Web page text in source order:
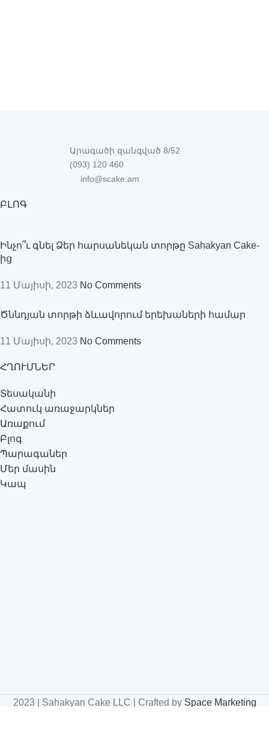
Արագածի զանգված 8/52
(093) 120 460
info@scake.am
ԲԼՈԳ
Ինչո՞ւ գնել Ձեր հարսանեկան տորթը Sahakyan Cake-
ից
11 Մայիսի, 2023 No Comments
Ծննդյան տորթի ձևավորում երեխաների համար
11 Մայիսի, 2023 No Comments
ՀՂՈՒՄՆԵՐ
Տեսականի
Հատուկ առաջարկներ
Առաքում
Բլոգ
Պարագաներ
Մեր մասին
Կապ
2023 | Sahakyan Cake LLC | Crafted by Space Marketing